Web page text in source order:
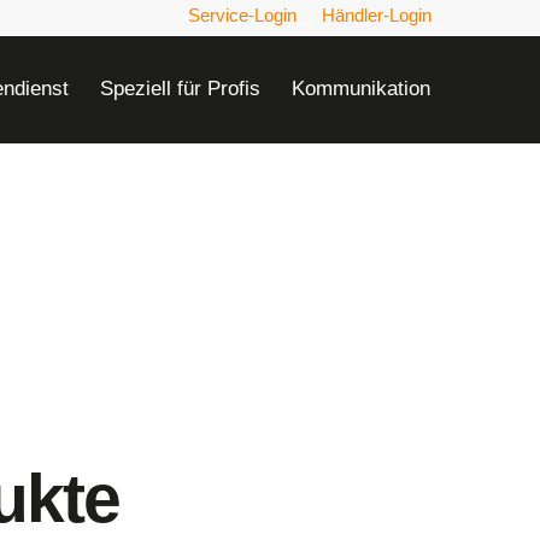
Service-Login Händler-Login
Speziell für Profis Kommunikation